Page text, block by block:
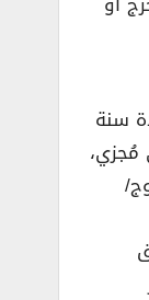
سنة
مُجزي،